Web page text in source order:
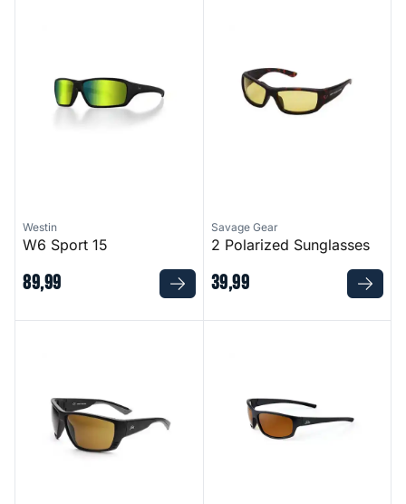
Westin
W6 Sport 15
89,99
Savage Gear
2 Polarized Sunglasses
39,99